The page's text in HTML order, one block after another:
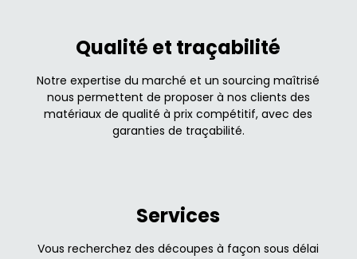
Qualité et traçabilité
Notre expertise du marché et un sourcing maîtrisé
nous permettent de proposer à nos clients des
matériaux de qualité à prix compétitif, avec des
garanties de traçabilité.
Services
Vous recherchez des découpes à façon sous délai